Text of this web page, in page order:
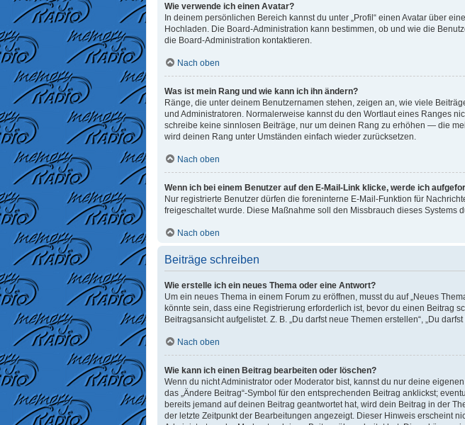
Wie verwende ich einen Avatar?
In deinem persönlichen Bereich kannst du unter „Profil“ einen Avatar über
Hochladen. Die Board-Administration kann bestimmen, ob und wie die
die Board-Administration kontaktieren.
Nach oben
Was ist mein Rang und wie kann ich ihn ändern?
Ränge, die unter deinem Benutzernamen stehen, zeigen an, wie viele
und Administratoren. Normalerweise kannst du den Wortlaut eines Ranges
schreibe keine sinnlosen Beiträge, nur um deinen Rang zu erhöhen — die
wird deinen Rang unter Umständen einfach wieder zurücksetzen.
Nach oben
Wenn ich bei einem Benutzer auf den E-Mail-Link klicke, werde ich
Nur registrierte Benutzer dürfen die foreninterne E-Mail-Funktion für
freigeschaltet wurde. Diese Maßnahme soll den Missbrauch dieses Systems
Nach oben
Beiträge schreiben
Wie erstelle ich ein neues Thema oder eine Antwort?
Um ein neues Thema in einem Forum zu eröffnen, musst du auf „Neues
könnte sein, dass eine Registrierung erforderlich ist, bevor du einen Beitrag
Beitragsansicht aufgelistet. Z. B. „Du darfst neue Themen erstellen“, „Du
Nach oben
Wie kann ich einen Beitrag bearbeiten oder löschen?
Wenn du nicht Administrator oder Moderator bist, kannst du nur deine
das „Ändere Beitrag“-Symbol für den entsprechenden Beitrag anklickst;
bereits jemand auf deinen Beitrag geantwortet hat, wird dein Beitrag in der
der letzte Zeitpunkt der Bearbeitungen angezeigt. Dieser Hinweis erscheint